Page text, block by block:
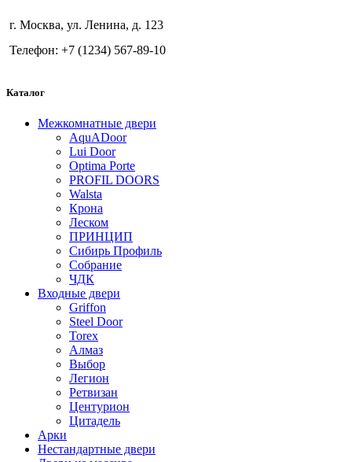
г. Москва, ул. Ленина, д. 123
Телефон: +7 (1234) 567-89-10
Каталог
Межкомнатные двери
AquADoor
Lui Door
Optima Porte
PROFIL DOORS
Walsta
Крона
Леском
ПРИНЦИП
Сибирь Профиль
Собрание
ЧДК
Входные двери
Griffon
Steel Door
Torex
Алмаз
Выбор
Легион
Ретвизан
Центурион
Цитадель
Арки
Нестандартные двери